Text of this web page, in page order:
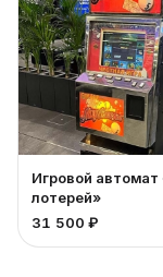
Игровой
лотерей»
31 500 ₽